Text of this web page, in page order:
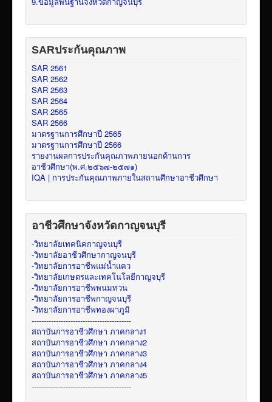
SARประกันคุณภาพ
SAR 2561
SAR 2562
SAR 2563
SAR 2564
SAR 2565
SAR 2566
มาตรฐานการศึกษาปี 2565
มาตรฐานการศึกษาปี 2566
รายงานผลการประกันคุณภาพภายนอกด้านการ
อาชีวศึกษา(พ.ศ.๒๕๖๗-๒๕๗๑)
IQA | การประกันคุณภาพภายในสถานศึกษาอาชีวศึกษา
อาชีวศึกษาจังหวัดกาญจนบุรี
-วิทยาลัยเทคนิคกาญจนบุรี
-วิทยาลัยอาชีวศึกษากาญจนบุรี
-วิทยาลัยการอาชีพแม่น้ำแคว
-วิทยาลัยเกษตรและเทคโนโลยีกาญจบุรี
-วิทยาลัยการอาชีพพนมทวน
-วิทยาลัยการอาชีพกาญจนบุรี
-วิทยาลัยการอาชีพทองผาภูมิ
-----------------------------------------
สถาบันการอาชีวศึกษา ภาคกลาง1
สถาบันการอาชีวศึกษา ภาคกลาง2
สถาบันการอาชีวศึกษา ภาคกลาง3
สถาบันการอาชีวศึกษา ภาคกลาง4
สถาบันการอาชีวศึกษา ภาคกลาง5
-----------------------------------------